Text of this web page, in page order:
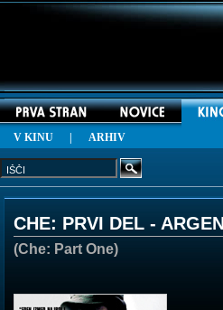
V KINU ARHIV
CHE: PRVI DEL -
(Che: Part One)